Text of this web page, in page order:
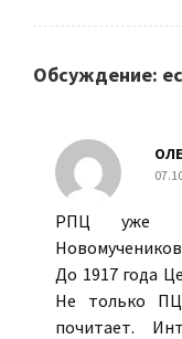
Обсуждение:
РПЦ уже
До 1917 года
Не только
почитает.